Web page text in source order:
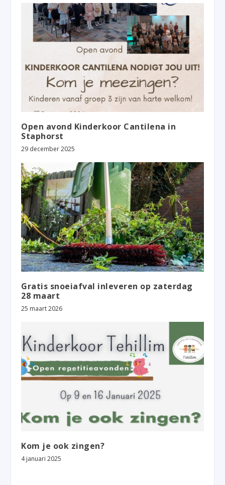
Open avond Kinderkoor Cantilena in
Staphorst
29 december 2025
Gratis snoeiafval inleveren op zaterdag
28 maart
25 maart 2026
Kom je ook zingen?
4 januari 2025